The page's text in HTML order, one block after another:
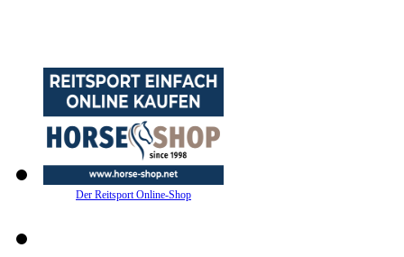
Der Reitsport Online-Shop